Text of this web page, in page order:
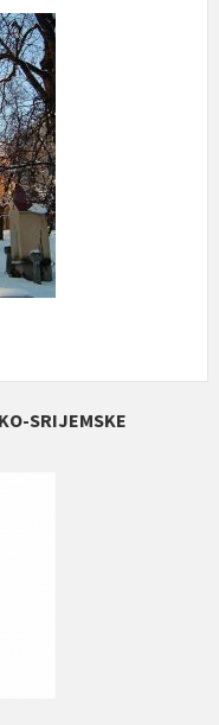
SRIJEMSKE